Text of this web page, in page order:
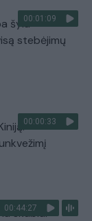
00:01:09
šyla
stebėjimų
00:00:33
00:44:27
skubiai